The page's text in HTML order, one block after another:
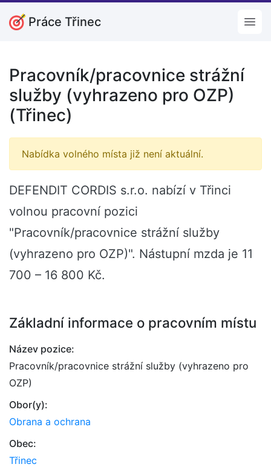
Práce Třinec
Pracovník/pracovnice strážní
služby (vyhrazeno pro OZP)
(Třinec)
Nabídka volného místa již není aktuální.
DEFENDIT CORDIS s.r.o. nabízí v Třinci
volnou pracovní pozici
"Pracovník/pracovnice strážní služby
(vyhrazeno pro OZP)". Nástupní mzda je 11
700 – 16 800 Kč.
Základní informace o pracovním místu
Název pozice:
Pracovník/pracovnice strážní služby (vyhrazeno pro
OZP)
Obor(y):
Obrana a ochrana
Obec:
Třinec